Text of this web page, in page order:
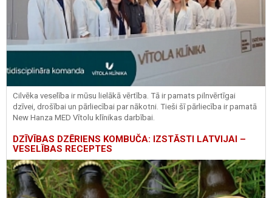
Cilvēka veselība ir mūsu lielākā vērtība. Tā ir pamats pilnvērtīgai
dzīvei, drošībai un pārliecībai par nākotni. Tieši šī pārliecība ir pamatā
New Hanza MED Vītolu klīnikas darbībai.
DZĪVĪBAS DZĒRIENS KOMBUČA: IZSTĀSTI LATVIJAI –
VESELĪBAS RECEPTES